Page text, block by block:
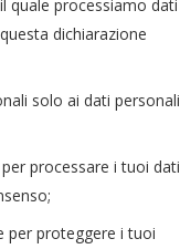
quale processiamo dati
dichiarazione
solo ai dati personali
processare i tuoi dati
per proteggere i tuoi